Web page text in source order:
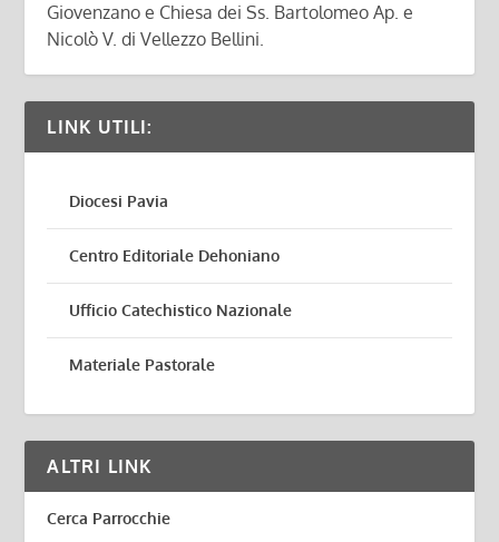
Giovenzano e Chiesa dei Ss. Bartolomeo Ap. e
Nicolò V. di Vellezzo Bellini.
LINK UTILI:
Diocesi Pavia
Centro Editoriale Dehoniano
Ufficio Catechistico Nazionale
Materiale Pastorale
ALTRI LINK
Cerca Parrocchie